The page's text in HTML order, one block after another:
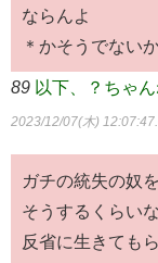
ならんよ
＊かそうでない
89 以下、？ちゃ
2023/12/07(木)
ガチの統失の奴
そうするくらい
反省に生きても